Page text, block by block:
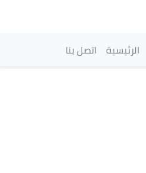
principale
الرئيسية اتصل بنا